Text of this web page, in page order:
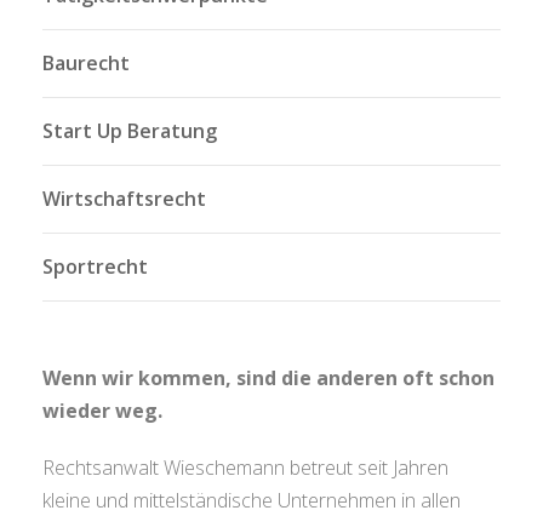
Baurecht
Start Up Beratung
Wirtschaftsrecht
Sportrecht
Wenn wir kommen, sind die anderen oft schon
wieder weg.
Rechtsanwalt Wieschemann betreut seit Jahren
kleine und mittelständische Unternehmen in allen